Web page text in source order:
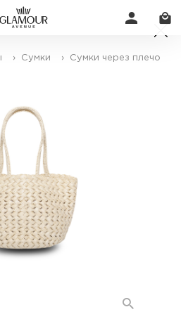
› Сумки › Сумки через плечо